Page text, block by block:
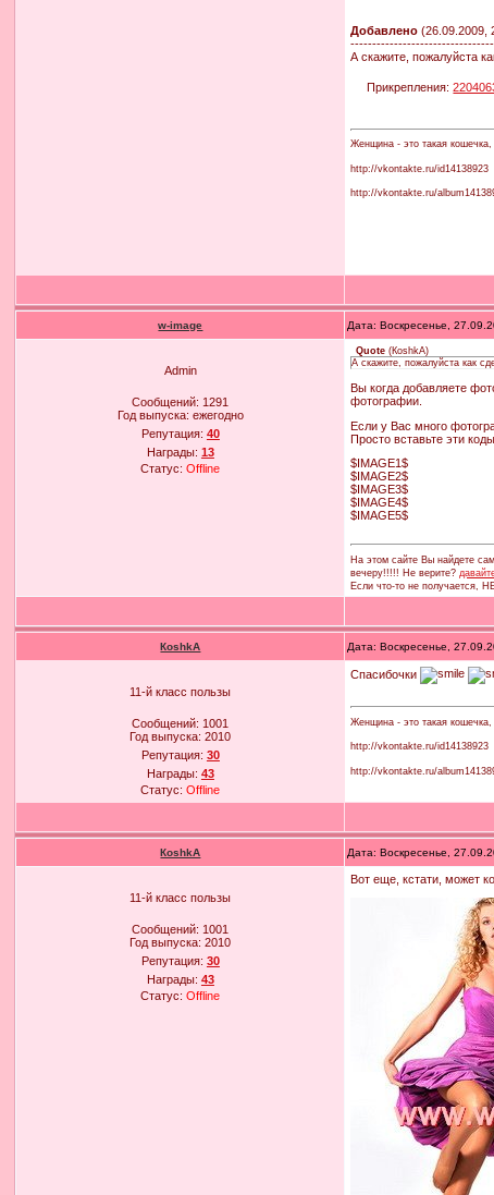
Добавлено (26.09.2009,
А скажите, пожалуйста
Прикрепления:
Женщина - это такая
http://vkontakte.ru/id14138923
http://vkontakte.ru/
w-image Дата: Воскресенье,
Admin
Сообщений:1291
Год выпуска: ежегодно
Репутация: 40
Награды: 13
Статус:Offline
Quote (КoshkA)
А скажите, пожалуйста как
Вы когда добавляете
фотографии.
Если у Вас много
Просто вставьте эти
$IMAGE1$
$IMAGE2$
$IMAGE3$
$IMAGE4$
$IMAGE5$
На этом сайте Вы найдете
вечеру!!!!! Не верите?
Если что-то не получается,
КoshkA Дата: Воскресенье,
11-й класс пользы
Сообщений:1001
Год выпуска:2010
Репутация: 30
Награды: 43
Статус:Offline
Спасибочки
Женщина - это такая
http://vkontakte.ru/id14138923
http://vkontakte.ru/
КoshkA Дата: Воскресенье,
11-й класс пользы
Сообщений:1001
Год выпуска:2010
Репутация: 30
Награды: 43
Статус:Offline
Вот еще, кстати, может